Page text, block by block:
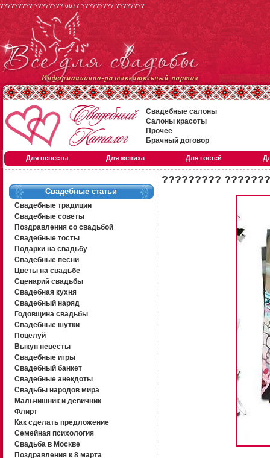
????????? ???????? 6677 ????????? ????????
Свадебные салоны
Салоны красоты
Прочее
Брачный договор
Для невесты Для жениха Для гостей
Свадебные статьи
Свадебные традиции
Свадебные советы
Поздравления со свадьбой
Свадебные тосты
Подарки на свадьбу
Свадебные песни
Цветы на свадьбе
Сценарий свадьбы
Свадебная кухня
Свадебный наряд
Годовщина свадьбы
Свадебные шутки
Поцелуй
Выкуп невесты
Свадебные игры
Свадебный банкет
Свадебные анекдоты
Свадьбы народов мира
Мальчишник и девичник
Флирт
Как сделать предложение
Семейная психология
Свадьба в Москве
Поздравления к 8 марта
?????????